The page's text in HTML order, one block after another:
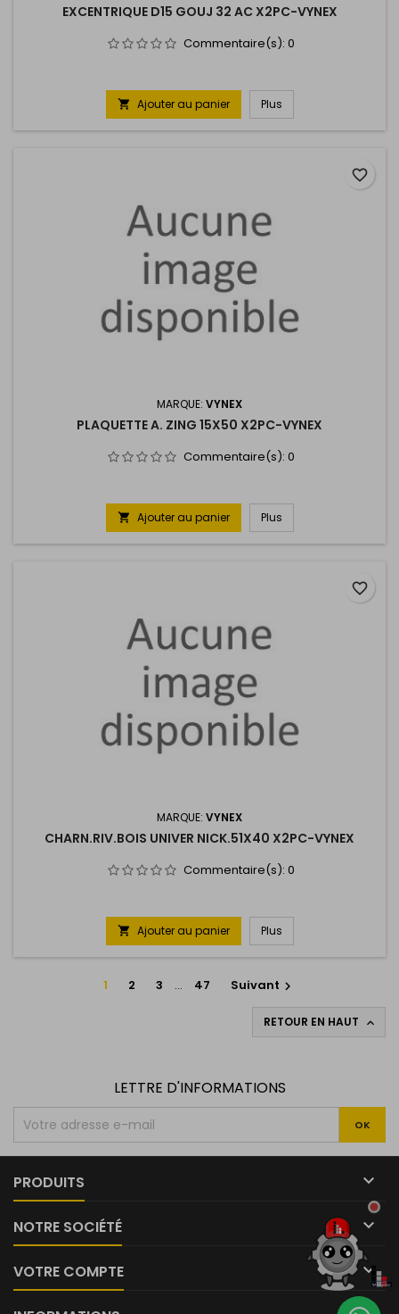
EXCENTRIQUE D15 GOUJ 32 AC X2PC-VYNEX
Commentaire(s): 0
 Ajouter au panier Plus
MARQUE: VYNEX
PLAQUETTE A. ZING 15X50 X2PC-VYNEX
Commentaire(s): 0
 Ajouter au panier Plus
favorite_border
MARQUE: VYNEX
CHARN.RIV.BOIS UNIVER NICK.51X40 X2PC-VYNEX
Commentaire(s): 0
 Ajouter au panier Plus
favorite_border
1 2 3 … 47 Suivant 
RETOUR EN HAUT 
LETTRE D'INFORMATIONS
PRODUITS 
NOTRE SOCIÉTÉ 
VOTRE COMPTE 